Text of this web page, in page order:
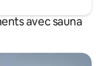
avec sauna